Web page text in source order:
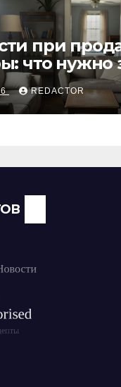
при
что нужно
REDACTOR